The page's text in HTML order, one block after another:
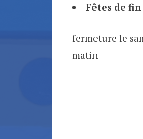
Fêtes de fin
fermeture le
matin